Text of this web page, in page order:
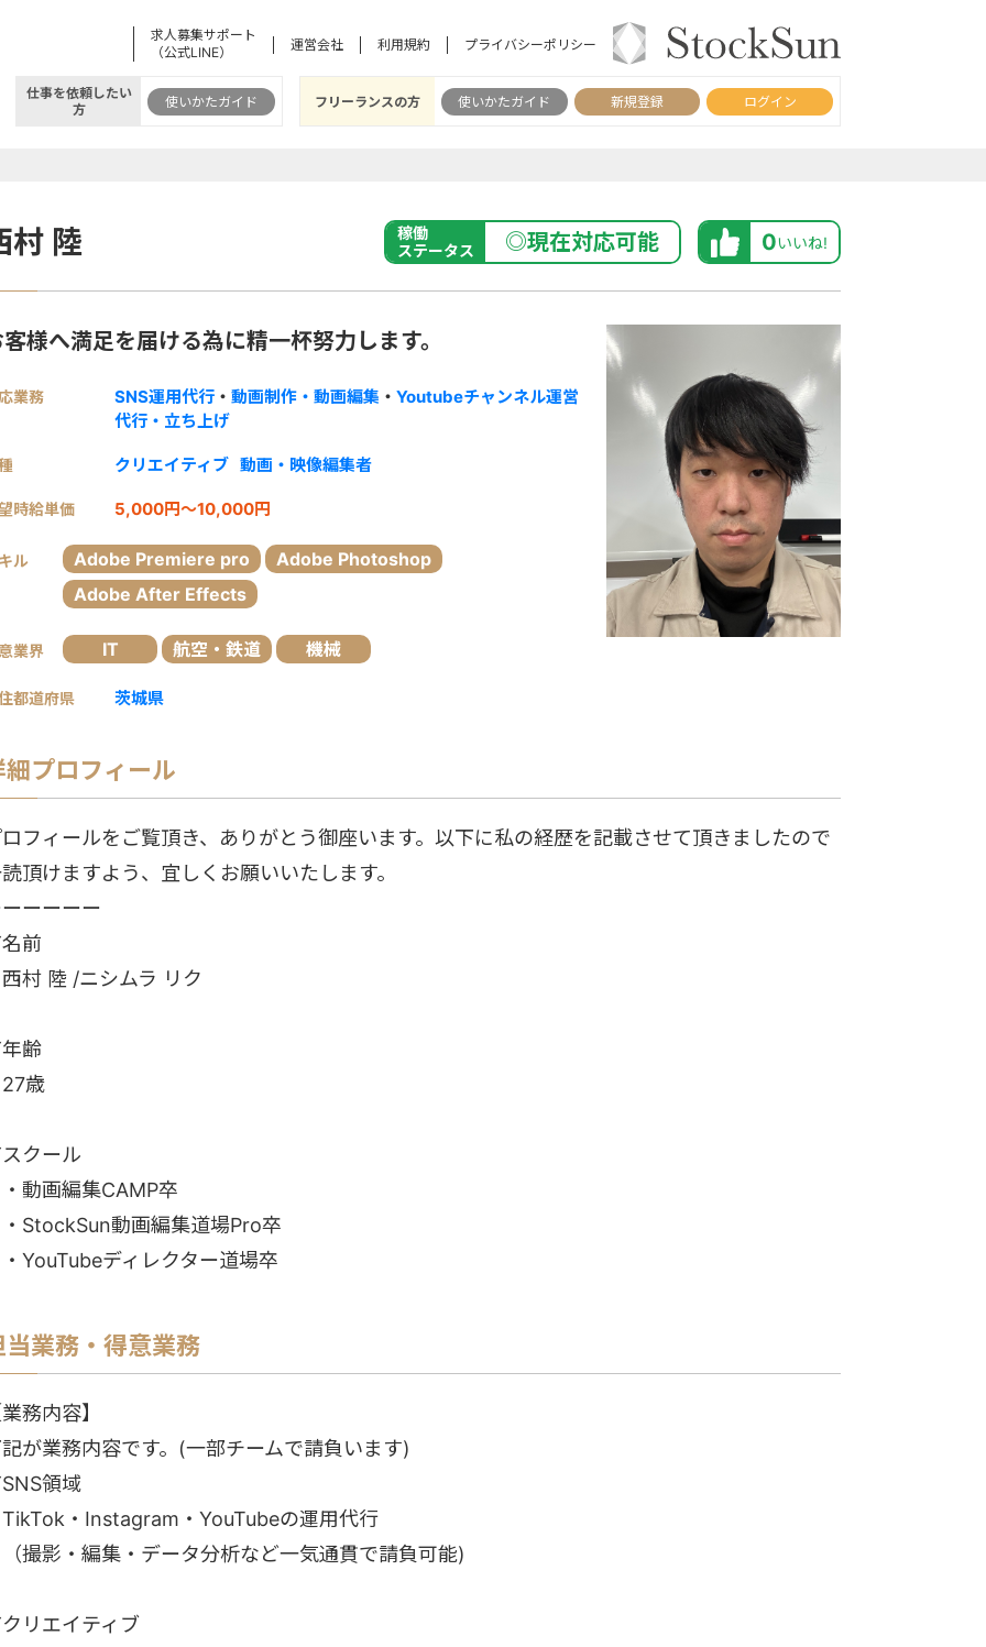
求人募集サポート
（公式LINE）
運営会社 利用規約 プライバシーポリシー
仕事を依頼したい
方
使いかたガイド フリーランスの方 使いかたガイド 新規登録 ログイン
村 陸
稼働
ステータス
◎現在対応可能 0いいね!
様へ満足を届ける為に精一杯努力します。
業務 SNS運用代行 ・ 動画制作・動画編集 ・ Youtubeチャンネル運営
代行・立ち上げ
クリエイティブ 動画・映像編集者
時給単価 5,000円～10,000円
ル Adobe Premiere pro
Adobe Photoshop
Adobe After Effects
業界 IT 航空・鉄道 機械
都道府県 茨城県
細プロフィール
フィールをご覧頂き、ありがとう御座います。以下に私の経歴を記載させて頂きましたので
頂けますよう、宜しくお願いいたします。
ーーーー
前
陸 /ニシムラ リク
齢
歳
クール
動画編集CAMP卒
動画編集道場Pro卒
ディレクター道場卒
当業務・得意業務
務内容】
が業務内容です。(一部チームで請負います)
領域
・Instagram・YouTubeの運用代行
影・編集・データ分析など一気通貫で請負可能)
リエイティブ